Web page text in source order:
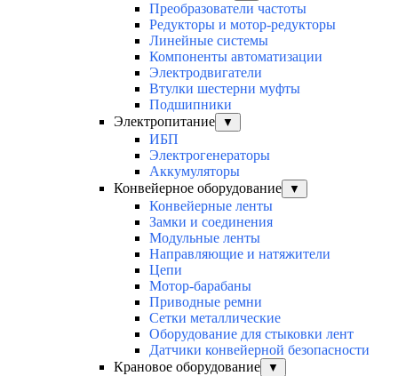
Преобразователи частоты
Редукторы и мотор-редукторы
Линейные системы
Компоненты автоматизации
Электродвигатели
Втулки шестерни муфты
Подшипники
Электропитание
▼
ИБП
Электрогенераторы
Аккумуляторы
Конвейерное оборудование
▼
Конвейерные ленты
Замки и соединения
Модульные ленты
Направляющие и натяжители
Цепи
Мотор-барабаны
Приводные ремни
Сетки металлические
Оборудование для стыковки лент
Датчики конвейерной безопасности
Крановое оборудование
▼